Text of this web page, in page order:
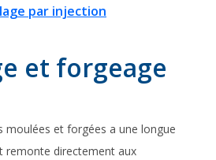
par injection
et forgeage
moulées et forgées a une longue
remonte directement aux